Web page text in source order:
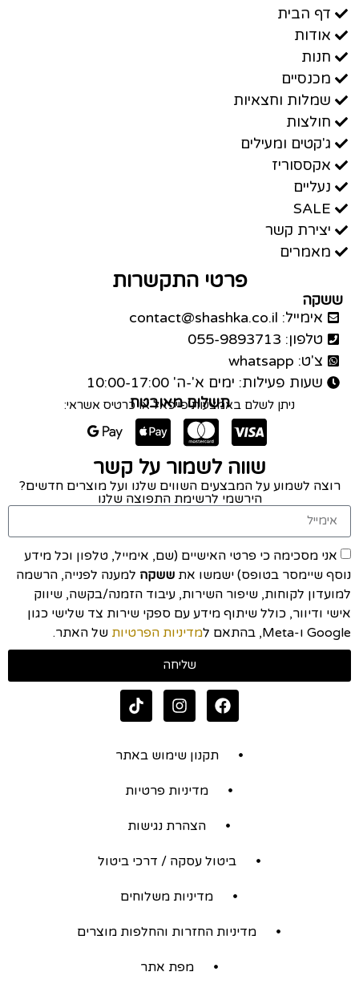
דף הבית
אודות
חנות
מכנסיים
שמלות וחצאיות
חולצות
ג'קטים ומעילים
אקססוריז
נעליים
SALE
יצירת קשר
מאמרים
פרטי התקשרות
ששקה
אימייל: contact@shashka.co.il
טלפון: 055-9893713
צ'ט: whatsapp
שעות פעילות: ימים א'-ה' 10:00-17:00
תשלום מאובטח
ניתן לשלם באמצעות פייפאל או כרטיס אשראי:
שווה לשמור על קשר
רוצה לשמוע על המבצעים השווים שלנו ועל מוצרים חדשים?
הירשמי לרשימת התפוצה שלנו
אני מסכימה כי פרטי האישיים (שם, אימייל, טלפון וכל מידע
נוסף שיימסר בטופס) ישמשו את ששקה למענה לפנייה, הרשמה
למועדון לקוחות, שיפור השירות, עיבוד הזמנה/בקשה, שיווק
אישי ודיוור, כולל שיתוף מידע עם ספקי שירות צד שלישי כגון
Google ו-Meta, בהתאם ל
מדיניות הפרטיות של האתר.
שליחה
תקנון שימוש באתר
מדיניות פרטיות
הצהרת נגישות
ביטול עסקה / דרכי ביטול
מדיניות משלוחים
מדיניות החזרות והחלפות מוצרים
מפת אתר